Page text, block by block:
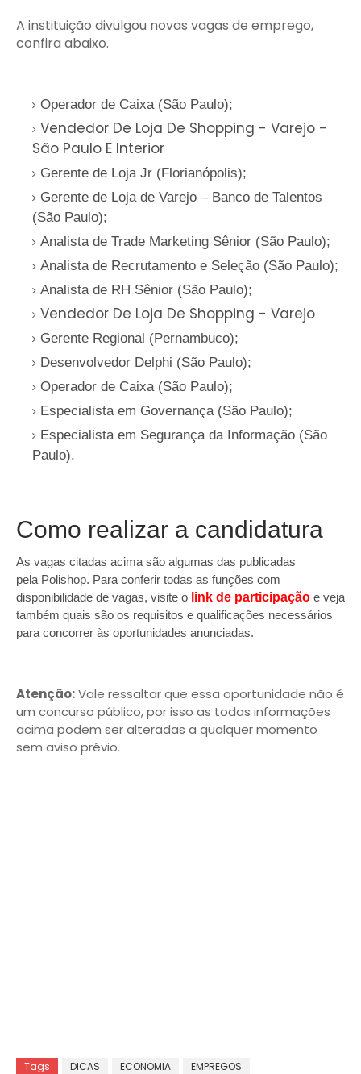
A instituição divulgou novas vagas de emprego,
confira abaixo.
Operador de Caixa (São Paulo);
Vendedor De Loja De Shopping - Varejo -
São Paulo E Interior
Gerente de Loja Jr (Florianópolis);
Gerente de Loja de Varejo – Banco de Talentos
(São Paulo);
Analista de Trade Marketing Sênior (São Paulo);
Analista de Recrutamento e Seleção (São Paulo);
Analista de RH Sênior (São Paulo);
Vendedor De Loja De Shopping - Varejo
Gerente Regional (Pernambuco);
Desenvolvedor Delphi (São Paulo);
Operador de Caixa (São Paulo);
Especialista em Governança (São Paulo);
Especialista em Segurança da Informação (São
Paulo).
Como realizar a candidatura
As vagas citadas acima são algumas das publicadas
pela Polishop. Para conferir todas as funções com
disponibilidade de vagas, visite o link de participação e veja
também quais são os requisitos e qualificações necessários
para concorrer às oportunidades anunciadas.
Atenção:Vale ressaltar que essa oportunidade não é
um concurso público, por isso as todas informações
acima podem ser alteradas a qualquer momento
sem aviso prévio.
Tags DICAS ECONOMIA EMPREGOS